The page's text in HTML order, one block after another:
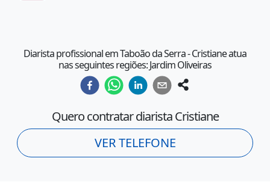
Diarista profissional em Taboão da Serra - Cristiane atua
nas seguintes regiões: Jardim Oliveiras
Quero contratar diaristaCristiane
VER TELEFONE